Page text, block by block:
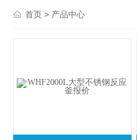
首页 > 产品中心